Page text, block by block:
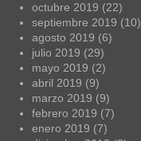
octubre 2019 (22)
septiembre 2019 (10)
agosto 2019 (6)
julio 2019 (29)
mayo 2019 (2)
abril 2019 (9)
marzo 2019 (9)
febrero 2019 (7)
enero 2019 (7)